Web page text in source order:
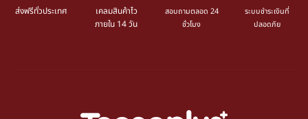
ส่งฟรีทั่วประเทศ
เคลมสินค้าไว
ภายใน 14 วัน
สอบถามตลอด 24
ชั่วโมง
ระบบชำระเงินที่
ปลอดภัย